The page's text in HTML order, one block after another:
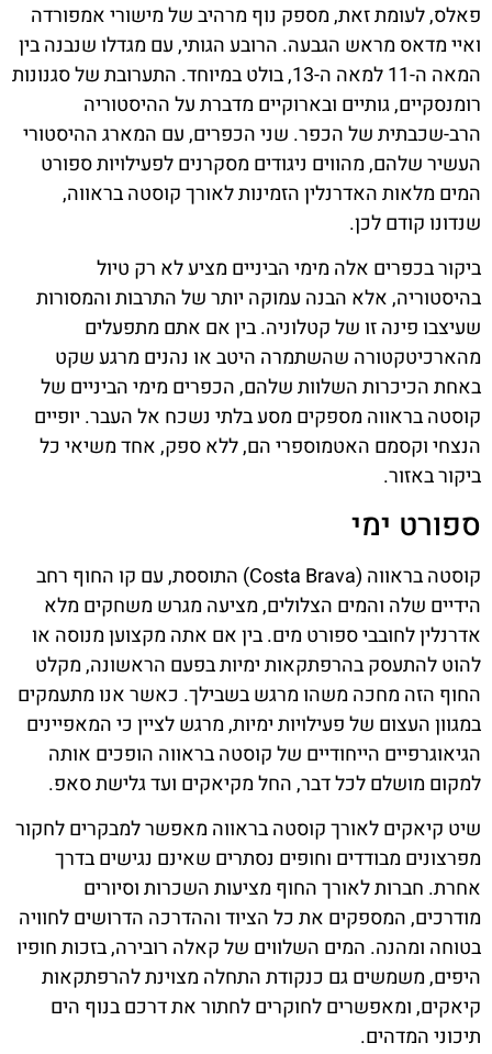
פאלס, לעומת זאת, מספק נוף מרהיב של מישורי אמפורדה
ואיי מדאס מראש הגבעה. הרובע הגותי, עם מגדלו שנבנה בין
המאה ה-11 למאה ה-13, בולט במיוחד. התערובת של סגנונות
רומנסקיים, גותיים ובארוקיים מדברת על ההיסטוריה
הרב-שכבתית של הכפר. שני הכפרים, עם המארג ההיסטורי
העשיר שלהם, מהווים ניגודים מסקרנים לפעילויות ספורט
המים מלאות האדרנלין הזמינות לאורך קוסטה בראווה,
שנדונו קודם לכן.
ביקור בכפרים אלה מימי הביניים מציע לא רק טיול
בהיסטוריה, אלא הבנה עמוקה יותר של התרבות והמסורות
שעיצבו פינה זו של קטלוניה. בין אם אתם מתפעלים
מהארכיטקטורה שהשתמרה היטב או נהנים מרגע שקט
באחת הכיכרות השלוות שלהם, הכפרים מימי הביניים של
קוסטה בראווה מספקים מסע בלתי נשכח אל העבר. יופיים
הנצחי וקסמם האטמוספרי הם, ללא ספק, אחד משיאי כל
ביקור באזור.
ספורט ימי
קוסטה בראווה (Costa Brava) התוססת, עם קו החוף רחב
הידיים שלה והמים הצלולים, מציעה מגרש משחקים מלא
אדרנלין לחובבי ספורט מים. בין אם אתה מקצוען מנוסה או
להוט להתעסק בהרפתקאות ימיות בפעם הראשונה, מקלט
החוף הזה מחכה משהו מרגש בשבילך. כאשר אנו מתעמקים
במגוון העצום של פעילויות ימיות, מרגש לציין כי המאפיינים
הגיאוגרפיים הייחודיים של קוסטה בראווה הופכים אותה
למקום מושלם לכל דבר, החל מקיאקים ועד גלישת סאפ.
שיט קיאקים לאורך קוסטה בראווה מאפשר למבקרים לחקור
מפרצונים מבודדים וחופים נסתרים שאינם נגישים בדרך
אחרת. חברות לאורך החוף מציעות השכרות וסיורים
מודרכים, המספקים את כל הציוד וההדרכה הדרושים לחוויה
בטוחה ומהנה. המים השלווים של קאלה רובירה, בזכות חופיו
היפים, משמשים גם כנקודת התחלה מצוינת להרפתקאות
קיאקים, ומאפשרים לחוקרים לחתור את דרכם בנוף הים
תיכוני המדהים.